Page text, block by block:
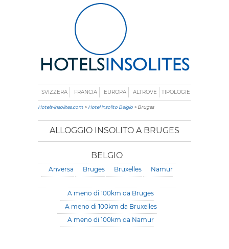
SVIZZERA FRANCIA EUROPA ALTROVE TIPOLOGIE
Hotels-insolites.com >Hotel insolito Belgio > Bruges
ALLOGGIO INSOLITO A BRUGES
BELGIO
Anversa Bruges Bruxelles Namur
A meno di 100km da Bruges
A meno di 100km da Bruxelles
A meno di 100km da Namur